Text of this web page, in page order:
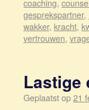
coaching,
gesprekspartner,
wakker, kracht,
vertrouwen,
Lastige
Geplaatst op21